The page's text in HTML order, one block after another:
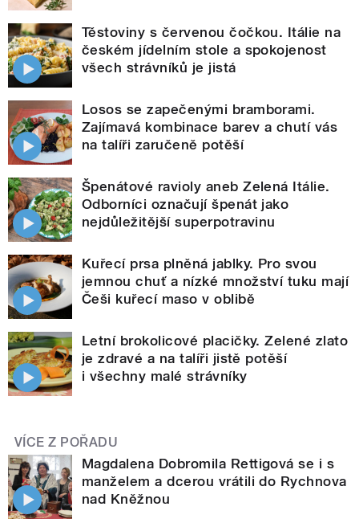
Těstoviny s červenou čočkou. Itálie na
českém jídelním stole a spokojenost
všech strávníků je jistá
Losos se zapečenými bramborami.
Zajímavá kombinace barev a chutí vás
na talíři zaručeně potěší
Špenátové ravioly aneb Zelená Itálie.
Odborníci označují špenát jako
nejdůležitější superpotravinu
Kuřecí prsa plněná jablky. Pro svou
jemnou chuť a nízké množství tuku mají
Češi kuřecí maso v oblibě
Letní brokolicové placičky. Zelené zlato
je zdravé a na talíři jistě potěší
i všechny malé strávníky
VÍCE Z POŘADU
Magdalena Dobromila Rettigová se i s
manželem a dcerou vrátili do Rychnova
nad Kněžnou